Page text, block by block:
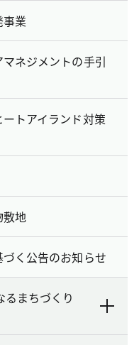
業
ネジメントの手引
トアイランド対策
敷地
く公告のお知らせ
まちづくり